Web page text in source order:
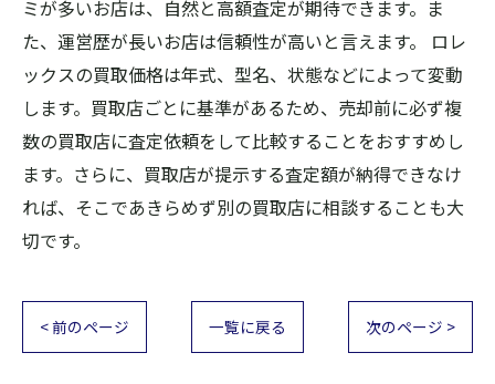
ミが多いお店は、自然と高額査定が期待できます。ま
た、運営歴が長いお店は信頼性が高いと言えます。 ロレ
ックスの買取価格は年式、型名、状態などによって変動
します。買取店ごとに基準があるため、売却前に必ず複
数の買取店に査定依頼をして比較することをおすすめし
ます。さらに、買取店が提示する査定額が納得できなけ
れば、そこであきらめず別の買取店に相談することも大
切です。
< 前のページ 一覧に戻る 次のページ >